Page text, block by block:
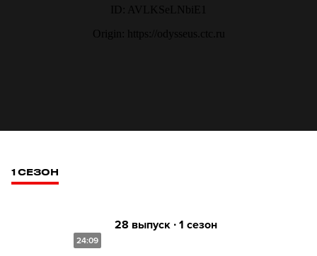
1 СЕЗОН
24:09
28 выпуск ∙ 1 сезон